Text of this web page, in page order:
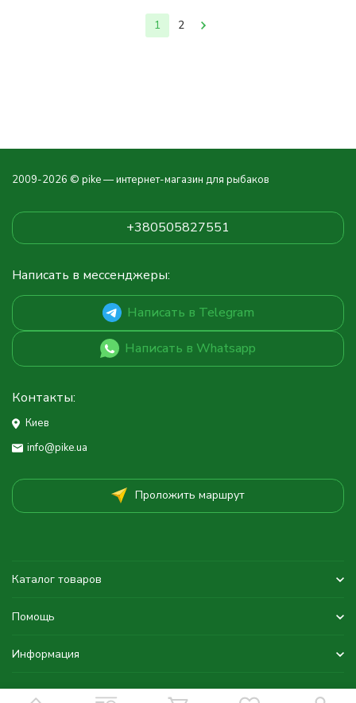
1 2
2009-2026 © pike — интернет-магазин для рыбаков
+380505827551
Написать в мессенджеры:
Написать в Telegram
Написать в Whatsapp
Контакты:
Киев
info@pike.ua
Проложить маршрут
Каталог товаров
Помощь
Информация